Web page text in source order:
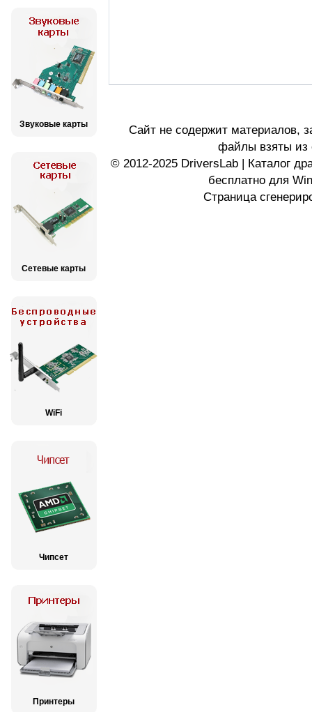
Звуковые карты
Сетевые карты
WiFi
Чипсет
Принтеры
Сайт не содержит материалов,
файлы взяты из
© 2012-2025 DriversLab | Каталог
бесплатно для
Страница